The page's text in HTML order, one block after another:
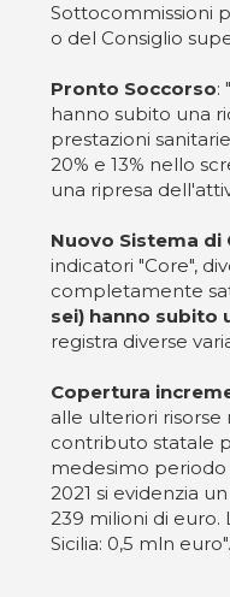
Sottocommissioni
o del Consiglio
Pronto Soccorso:
hanno subito una
prestazioni
20% e 13% nello
una ripresa
Nuovo Sistema di
indicatori "Core",
completamente
sei) hanno subito
registra diverse
Copertura
alle ulteriori risorse
contributo statale
medesimo periodo
2021 si evidenzia
239 milioni di euro.
Sicilia: 0,5 mln euro".